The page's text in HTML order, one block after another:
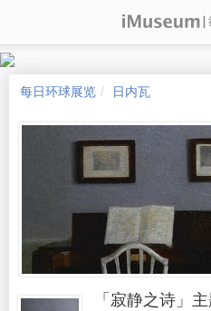
每日环球展览 日内瓦
「寂静之诗」